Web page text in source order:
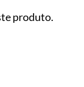
produto.